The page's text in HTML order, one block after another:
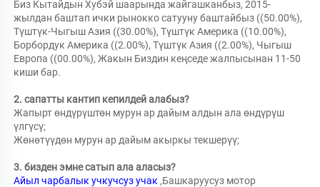
Биз Кытайдын Хубэй шаарында жайгашканбыз, 2015-
жылдан баштап ички рынокко сатууну баштайбыз ((50.00%),
Түштүк-Чыгыш Азия ((30.00%), Түштүк Америка ((10.00%),
Борбордук Америка ((2.00%), Түштүк Азия ((2.00%), Чыгыш
Европа ((00.00%), Жакын Биздин кеңседе жалпысынан 11-50
киши бар.
2. сапатты кантип кепилдей алабыз?
Жапырт өндүрүштөн мурун ар дайым алдын ала өндүрүш
үлгүсү;
Жөнөтүүдөн мурун ар дайым акыркы текшерүү;
3. бизден эмне сатып ала аласыз?
Айыл чарбалык учкучсуз учак ,Башкаруусуз мотор